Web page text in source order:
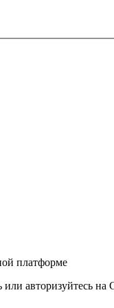
платформе
авторизуйтесь на